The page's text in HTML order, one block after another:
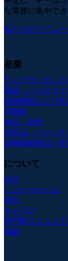
な業務に集中で
私たちのソリュ
産業
ライフサイエンス
製薬・バイオテ
医療機器および
消費財
食品・飲料
化粧品・パーソ
栄養補助食品と
について
会社
ニュースルーム
安全
キャリア
専門家コミュニテ
接触